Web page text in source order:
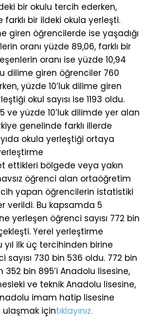
bir okulu tercih ederken,
farklı bir ildeki okula yerleşti.
giren öğrencilerde ise yaşadığı
oranı yüzde 89,06, farklı bir
oranı ise yüzde 10,94
dilime giren öğrenciler 760
yüzde 10’luk dilime giren
okul sayısı ise 1193 oldu.
ve yüzde 10’luk dilimde yer alan
genelinde farklı illerde
okula yerleştiği ortaya
ettikleri bölgede veya yakın
öğrenci alan ortaöğretim
yapan öğrencilerin istatistiki
verildi. Bu kapsamda 5
yerleşen öğrenci sayısı 772 bin
Yerel yerleştirme
yıl ilk üç tercihinden birine
sayısı 730 bin 536 oldu. 772 bin
bin 895’i Anadolu lisesine,
ve teknik Anadolu lisesine,
imam hatip lisesine
ulaşmak içintıklayınız.